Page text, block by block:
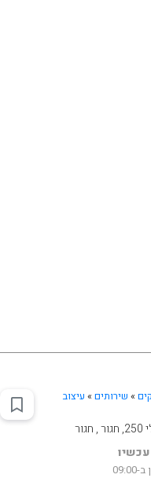
» שירותים» עיצוב